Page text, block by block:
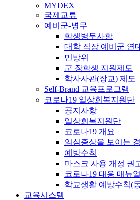
MYDEX
국제교류
예비군-병무
학생병무사항
대학 직장 예비군 연
민방위
군 장학생 지원제도
학사사관(장교) 제도
Self-Brand 교육프로그램
코로나19 일상회복지원단
공지사항
일상회복지원단
코로나19 개요
의심증상을 보이는
예방수칙
마스크 사용 개정 권
코로나19 대응 매뉴얼
학교생활 예방수칙(
교육시스템